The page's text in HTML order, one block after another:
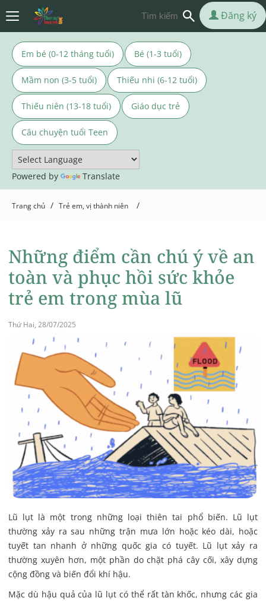
Em bé (0-12 tháng tuổi) Bé (1-3 tuổi)
Mầm non (3-5 tuổi) Thiếu nhi (6-12 tuổi)
Thiếu niên (13-18 tuổi) Giáo dục trẻ
Câu chuyện tuổi Teen
Powered by Translate
Đăng ký
Trang chủ / Trẻ em, vị thành niên /
Những điểm cần chú ý về an
toàn và phục hồi sức khỏe
trẻ em trong mùa lũ
Thứ Hai, 28/07/2025
Lũ lụt là một trong những loại thiên tai phổ biến. Lũ lụt
thường xảy ra sau những trận mưa lớn hoặc kéo dài, hoặc
tuyết tan nhanh ở những quốc gia có tuyết. Lũ lụt xảy ra
thường xuyên hơn, một phần do chặt phá cây cối, xây dựng
cộng đồng và biến đổi khí hậu.
Mặc dù hậu quả của lũ lụt có thể rất tàn khốc, nhưng các gia